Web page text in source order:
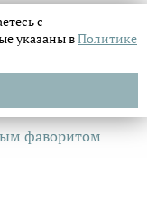
фаворитом
с
указаны вПолитике